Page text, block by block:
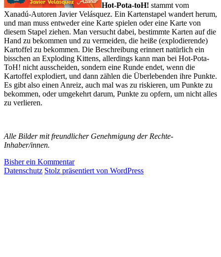
Hot-Pota-toH! stammt vom
Xanadú-Autoren Javier Velásquez. Ein Kartenstapel wandert herum,
und man muss entweder eine Karte spielen oder eine Karte von
diesem Stapel ziehen. Man versucht dabei, bestimmte Karten auf die
Hand zu bekommen und zu vermeiden, die heiße (explodierende)
Kartoffel zu bekommen. Die Beschreibung erinnert natürlich ein
bisschen an Exploding Kittens, allerdings kann man bei Hot-Pota-
ToH! nicht ausscheiden, sondern eine Runde endet, wenn die
Kartoffel explodiert, und dann zählen die Überlebenden ihre Punkte.
Es gibt also einen Anreiz, auch mal was zu riskieren, um Punkte zu
bekommen, oder umgekehrt darum, Punkte zu opfern, um nicht alles
zu verlieren.
Alle Bilder mit freundlicher Genehmigung der Rechte-
Inhaber/innen.
Bisher ein Kommentar
Datenschutz Stolz präsentiert von WordPress